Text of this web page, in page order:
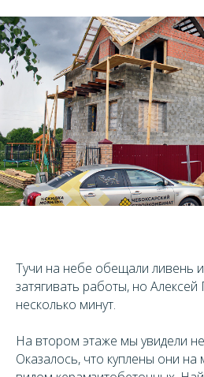
Тучи на небе обещали ливень
затягивать работы, но Алексей
несколько минут.
На втором этаже мы увидели
Оказалось, что куплены они